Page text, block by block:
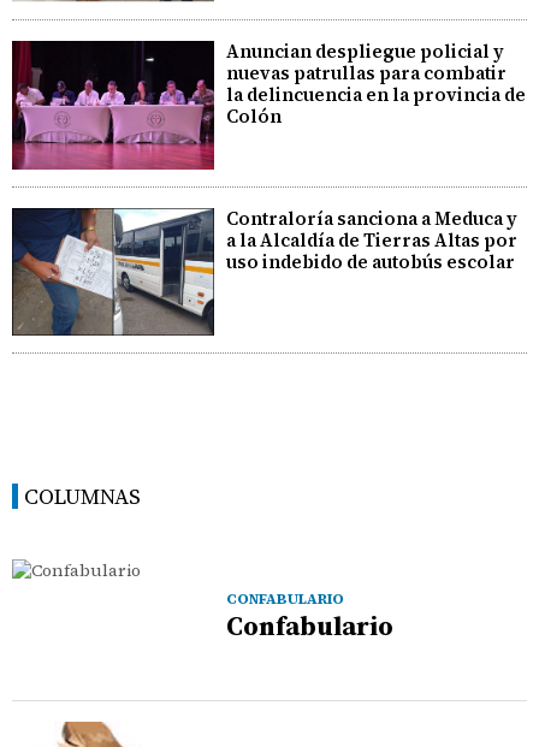
Anuncian despliegue policial y
nuevas patrullas para combatir
la delincuencia en la provincia de
Colón
Contraloría sanciona a Meduca y
a la Alcaldía de Tierras Altas por
uso indebido de autobús escolar
COLUMNAS
CONFABULARIO
Confabulario